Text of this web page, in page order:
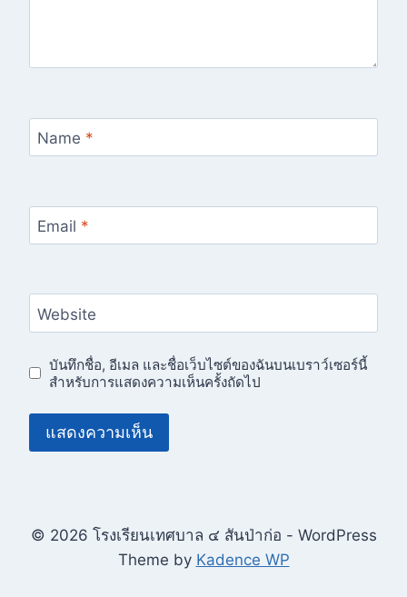
Name *
Email *
Website
บันทึกชื่อ, อีเมล และชื่อเว็บไซต์ของฉันบนเบราว์เซอร์นี้
สำหรับการแสดงความเห็นครั้งถัดไป
© 2026 โรงเรียนเทศบาล ๔ สันป่าก่อ - WordPress
Theme by Kadence WP